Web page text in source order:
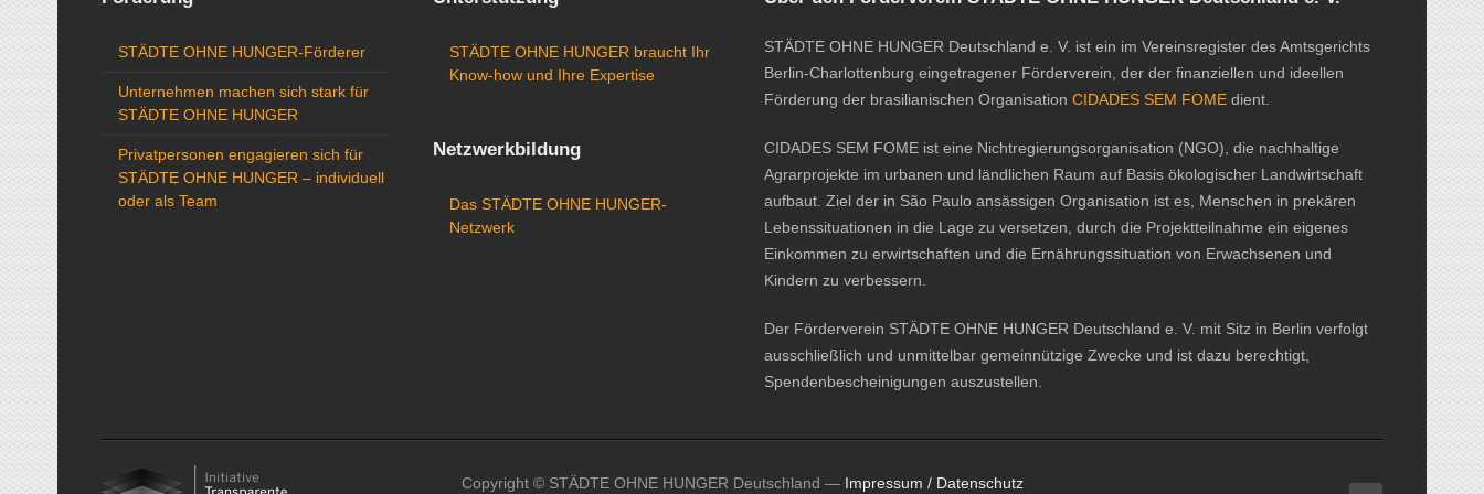
STÄDTE OHNE HUNGER-Förderer
Unternehmen machen sich stark für
STÄDTE OHNE HUNGER
Privatpersonen engagieren sich für
STÄDTE OHNE HUNGER – individuell
oder als Team
STÄDTE OHNE HUNGER braucht Ihr
Know-how und Ihre Expertise
Netzwerkbildung
Das STÄDTE OHNE HUNGER-
Netzwerk
STÄDTE OHNE HUNGER Deutschland e. V. ist ein im Vereinsregister des Amtsgerichts
Berlin-Charlottenburg eingetragener Förderverein, der der finanziellen und ideellen
Förderung der brasilianischen Organisation CIDADES SEM FOME dient.
CIDADES SEM FOME ist eine Nichtregierungsorganisation (NGO), die nachhaltige
Agrarprojekte im urbanen und ländlichen Raum auf Basis ökologischer Landwirtschaft
aufbaut. Ziel der in São Paulo ansässigen Organisation ist es, Menschen in prekären
Lebenssituationen in die Lage zu versetzen, durch die Projektteilnahme ein eigenes
Einkommen zu erwirtschaften und die Ernährungssituation von Erwachsenen und
Kindern zu verbessern.
Der Förderverein STÄDTE OHNE HUNGER Deutschland e. V. mit Sitz in Berlin verfolgt
ausschließlich und unmittelbar gemeinnützige Zwecke und ist dazu berechtigt,
Spendenbescheinigungen auszustellen.
Copyright © STÄDTE OHNE HUNGER Deutschland — Impressum / Datenschutz